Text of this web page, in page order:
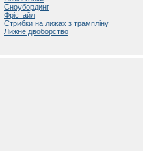
Сноубординг
Фрістайл
Стрибки на лижах з трампліну
Лижне двоборство